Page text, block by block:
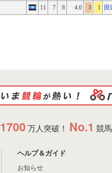
11 7 8 4.0 3 1 田
1700 万人突破！ No.1 競
ヘルプ＆ガイド
お知らせ